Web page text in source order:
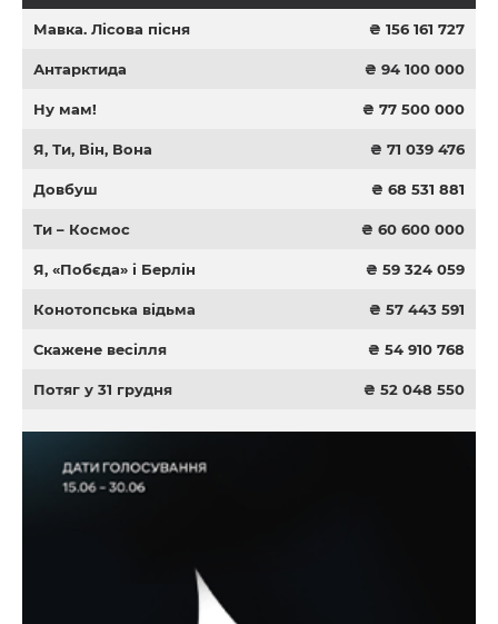
Мавка. Лісова пісня ₴ 156 161 727
Антарктида ₴ 94 100 000
Ну мам! ₴ 77 500 000
Я, Ти, Він, Вона ₴ 71 039 476
Довбуш ₴ 68 531 881
Ти – Космос ₴ 60 600 000
Я, «Побєда» і Берлін ₴ 59 324 059
Конотопська відьма ₴ 57 443 591
Скажене весілля ₴ 54 910 768
Потяг у 31 грудня ₴ 52 048 550